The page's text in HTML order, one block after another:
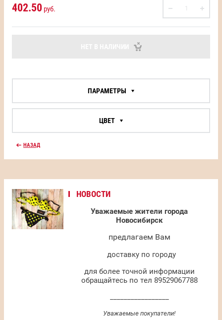
НОВОСТИ
Уважаемые жители города
Новосибирск
предлагаем Вам
доставку по городу
для более точной информации
обращайтесь по тел 89529067788
Уважаемые покупатели!
402.50 руб.
ПАРАМЕТРЫ
ЦВЕТ
НАЗАД